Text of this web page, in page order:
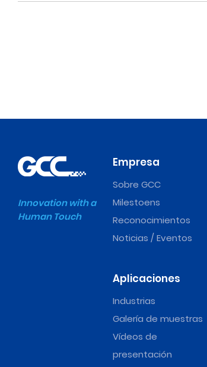
Innovation with a
Human Touch
Empresa
Sobre GCC
Milestoens
Reconocimientos
Noticias / Eventos
Aplicaciones
Industrias
Galería de muestras
Vídeos de
presentación